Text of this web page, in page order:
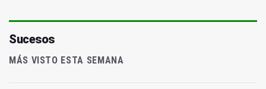
Sucesos
MÁS VISTO ESTA SEMANA